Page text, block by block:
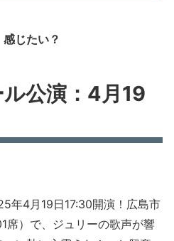
じたい？
公演：4月19
年4月19日17:30開演！広島市
席）で、ジュリーの歌声が響